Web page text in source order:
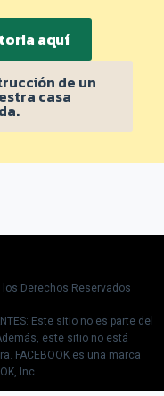
aquí
de un
casa
los Derechos Reservados
Este sitio no es parte del
este sitio no está
FACEBOOK es una marca
Inc.